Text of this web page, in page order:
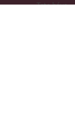
Teta káva